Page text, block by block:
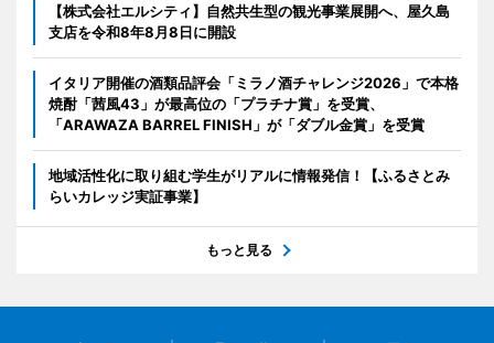
【株式会社エルシティ】自然共生型の観光事業展開へ、屋久島
支店を令和8年8月8日に開設
イタリア開催の酒類品評会「ミラノ酒チャレンジ2026」で本格
焼酎「茜風43」が最高位の「プラチナ賞」を受賞、
「ARAWAZA BARREL FINISH」が「ダブル金賞」を受賞
地域活性化に取り組む学生がリアルに情報発信！【ふるさとみ
らいカレッジ実証事業】
もっと見る